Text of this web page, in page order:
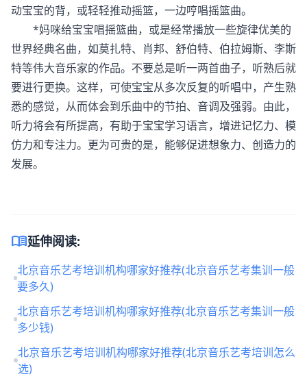
动宝宝的背，或轻轻推动摇篮，一边哼唱摇篮曲。
*妈咪给宝宝唱摇篮曲，或是经常播放一些旋律优美的
世界经典名曲，如莫扎特、肖邦、舒伯特、伯拉姆斯、李斯
特等伟大音乐家的作品。不要总是听一两首曲子，听熟后就
要进行更换。这样，可使宝宝从多次反复的听唱中，产生熟
悉的感觉，从而体会到乐曲中的节拍、音调及强弱。由此，
听力将会有所提高，有助于宝宝学习语言，增进记忆力、模
仿力和专注力。更为可贵的是，能够促进想象力、创造力的
发展。
menu_book延伸阅读:
北京音乐艺考培训机构哪家好推荐(北京音乐艺考集训一般
要多久)
北京音乐艺考培训机构哪家好推荐(北京音乐艺考集训一般
多少钱)
北京音乐艺考培训机构哪家好推荐(北京音乐艺考培训怎么
选)